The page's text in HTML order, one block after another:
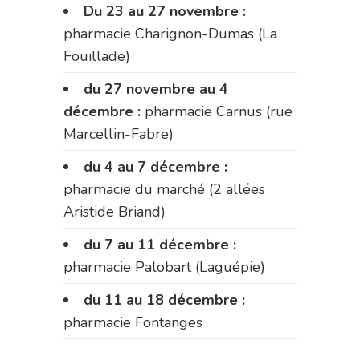
Du 23 au 27 novembre :
pharmacie Charignon-Dumas (La
Fouillade)
du 27 novembre au 4
décembre : pharmacie Carnus (rue
Marcellin-Fabre)
du 4 au 7 décembre :
pharmacie du marché (2 allées
Aristide Briand)
du 7 au 11 décembre :
pharmacie Palobart (Laguépie)
du 11 au 18 décembre :
pharmacie Fontanges